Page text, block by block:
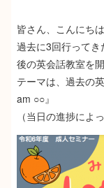
皆さん、こんにち
過去に3回行って
後の英会話教室を
テーマは、過去の
am ○○』
（当日の進捗によ